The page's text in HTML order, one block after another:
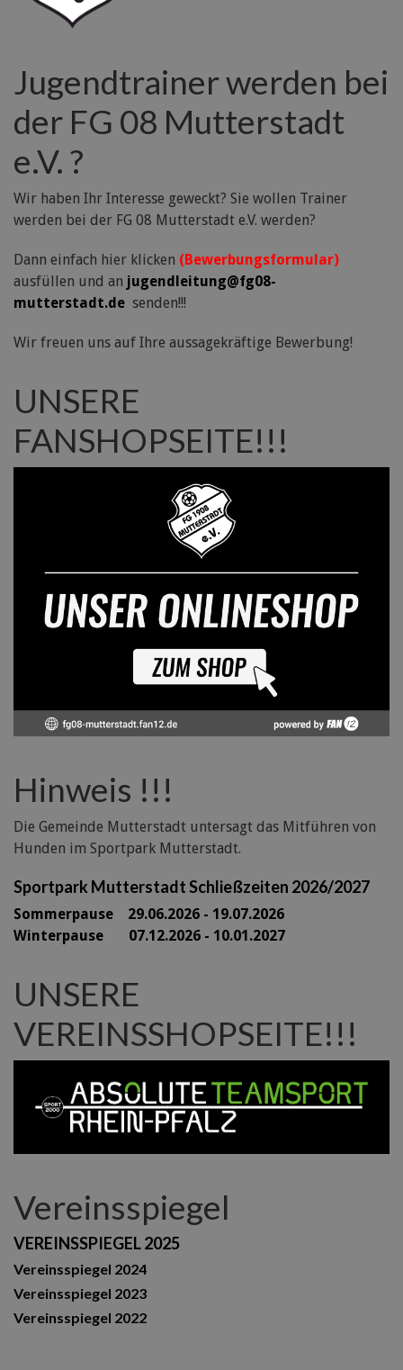
Jugendtrainer werden bei
der FG 08 Mutterstadt
e.V. ?
Wir haben Ihr Interesse geweckt? Sie wollen Trainer
werden bei der FG 08 Mutterstadt e.V. werden?
Dann einfach hier klicken (Bewerbungsformular)
ausfüllen und an jugendleitung@fg08-
mutterstadt.de senden!!!
Wir freuen uns auf Ihre aussagekräftige Bewerbung!
UNSERE
FANSHOPSEITE!!!
Hinweis !!!
Die Gemeinde Mutterstadt untersagt das Mitführen von
Hunden im Sportpark Mutterstadt.
Sportpark Mutterstadt Schließzeiten 2026/2027
Sommerpause 29.06.2026 - 19.07.2026
Winterpause 07.12.2026 - 10.01.2027
UNSERE
VEREINSSHOPSEITE!!!
Vereinsspiegel
VEREINSSPIEGEL 2025
Vereinsspiegel 2024
Vereinsspiegel 2023
Vereinsspiegel 2022